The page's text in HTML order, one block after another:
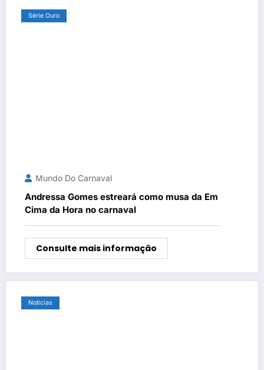
Série Ouro
Mundo Do Carnaval
Andressa Gomes estreará como musa da Em
Cima da Hora no carnaval
Consulte mais informação
Notícias